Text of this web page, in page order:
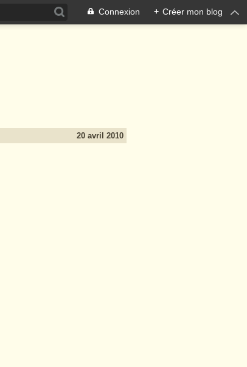
Connexion + Créer mon blog
20 avril 2010